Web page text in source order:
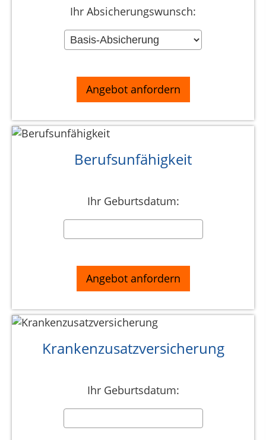
Ihr Absicherungswunsch:
Berufsunfähigkeit
Ihr Geburtsdatum:
Krankenzusatzversicherung
Ihr Geburtsdatum: